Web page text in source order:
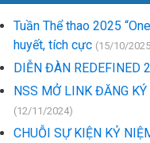
Tuần Thể thao 2025
huyết, tích cực (15/10/
DIỄN ĐÀN REDEFINED
NSS MỞ LINK ĐĂNG
(12/11/2024)
CHUỖI SỰ KIỆN KỶ